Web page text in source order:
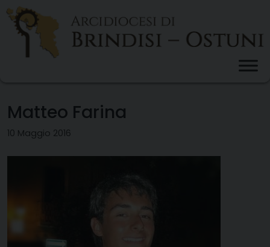
Skip
content
Matteo Farina
10 Maggio 2016